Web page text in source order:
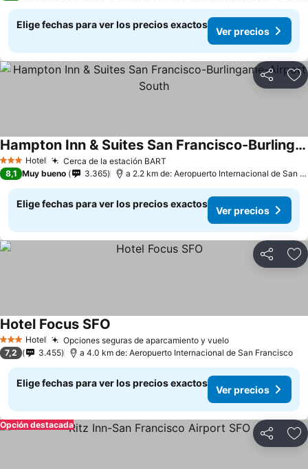
Elige fechas para ver los precios exactos
Ver precios
Compartir
3 Estrellas
Hotel Cerca de la estación BART
Hampton Inn & Suites San Francisco-Burlingame-Airport South
8,1 Muy bueno 3.365 a 2.2 km de: Aeropuerto Internacional de San Francisco
Elige fechas para ver los precios exactos
Ver precios
Compartir
3 Estrellas
Hotel Opciones seguras de aparcamiento y vuelo
Hotel Focus SFO
7,2 3.455 a 4.0 km de: Aeropuerto Internacional de San Francisco
Elige fechas para ver los precios exactos
Ver precios
Compartir
Opción destacada